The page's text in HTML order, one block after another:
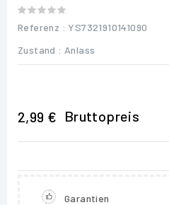
Referenz : YS7321910141090
Zustand : Anlass
2,99 € Bruttopreis
Garantien